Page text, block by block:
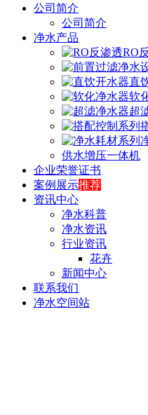
公司简介
公司简介
净水产品
RO
直
软
超
供水增压一体机
企业荣誉证书
案例展示推荐
资讯中心
净水科普
净水资讯
行业资讯
花卉
新闻中心
联系我们
净水空间站